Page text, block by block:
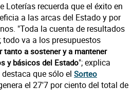
Loterías recuerda que el éxito en
a las arcas del Estado y por
"Toda la cuenta de resultados
todo va a los presupuestos
tanto a sostener y a mantener
y básicos del Estado"; explica
que sólo el Sorteo
el 27'7 por ciento del total de